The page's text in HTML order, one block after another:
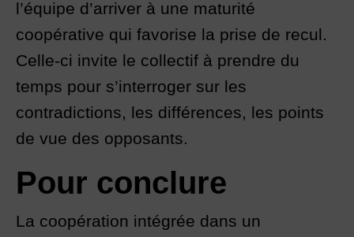
l’équipe d’arriver à une maturité
coopérative qui favorise la prise de recul.
Celle-ci invite le collectif à prendre du
temps pour s’interroger sur les
contradictions, les différences, les points
de vue des opposants.
Pour conclure
La coopération intégrée dans un